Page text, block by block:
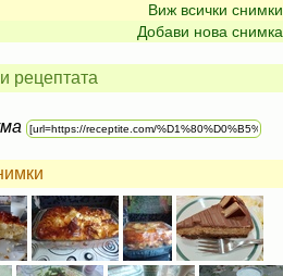
Виж всички снимки
Добави нова снимка
рецептата